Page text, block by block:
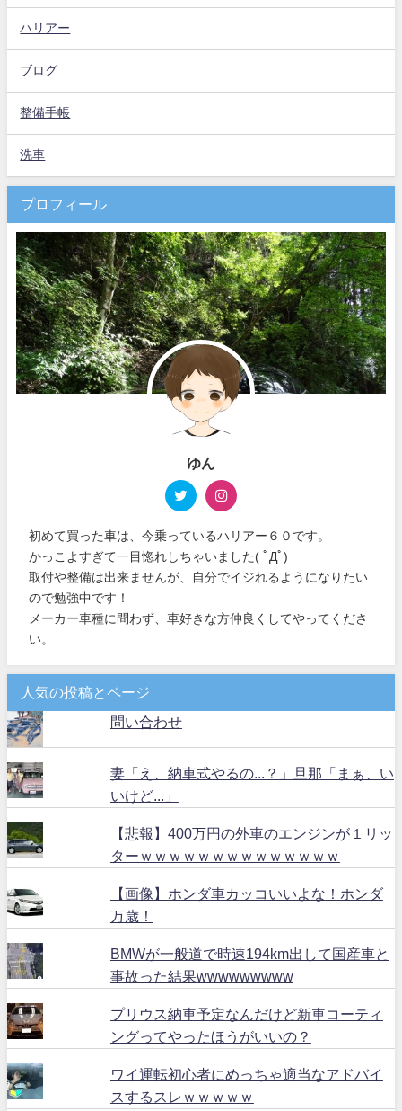
ハリアー
ブログ
整備手帳
洗車
プロフィール
ゆん
初めて買った車は、今乗っているハリアー６０です。
かっこよすぎて一目惚れしちゃいました( ﾟДﾟ)
取付や整備は出来ませんが、自分でイジれるようになりたい
ので勉強中です！
メーカー車種に問わず、車好きな方仲良くしてやってくださ
い。
人気の投稿とページ
問い合わせ
妻「え、納車式やるの...？」旦那「まぁ、い
いけど...」
【悲報】400万円の外車のエンジンが１リッ
ターｗｗｗｗｗｗｗｗｗｗｗｗｗｗ
【画像】ホンダ車カッコいいよな！ホンダ
万歳！
BMWが一般道で時速194km出して国産車と
事故った結果wwwwwwwww
プリウス納車予定なんだけど新車コーティ
ングってやったほうがいいの？
ワイ運転初心者にめっちゃ適当なアドバイ
スするスレｗｗｗｗｗ